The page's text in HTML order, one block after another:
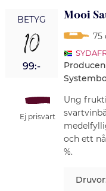
BETYG
10
99:-
Ej prisvärt
Mooi
75
Ung
och ett
%.